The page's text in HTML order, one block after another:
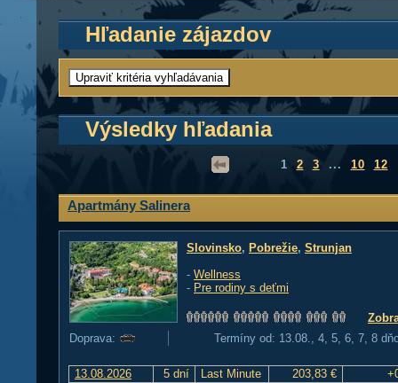
Hľadanie zájazdov
Výsledky hľadania
1 2 3 ... 10 12
Apartmány Salinera
Slovinsko, Pobrežie, Strunjan
- Wellness
- Pre rodiny s deťmi
Doprava:
Termíny od: 13.08., 4, 5, 6, 7, 8
13.08.2026 5 dní Last Minute 203,83 €